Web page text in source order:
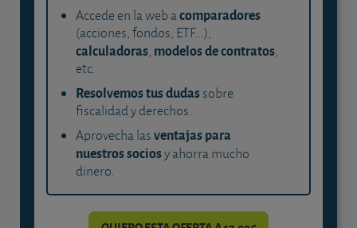
Accede en la web acomparadores
(acciones, fondos, ETF...),
calculadoras, modelos de contratos,
etc.
Resolvemos tus dudassobre
fiscalidad y derechos.
Aprovecha lasventajas para
nuestros sociosy ahorra mucho
dinero.